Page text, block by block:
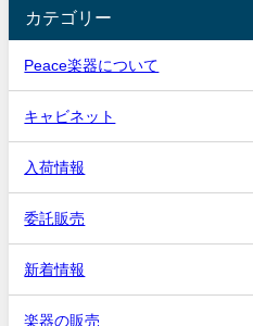
カテゴリー
Peace楽器について
キャビネット
入荷情報
委託販売
新着情報
楽器の販売